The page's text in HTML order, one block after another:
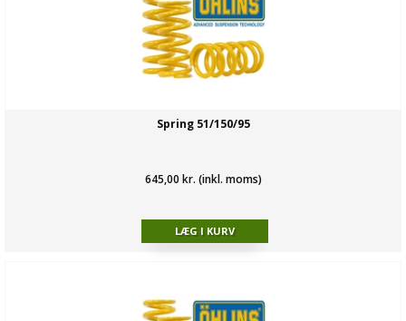
Spring 51/150/95
645,00 kr. (inkl. moms)